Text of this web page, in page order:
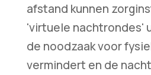
afstand kunnen
'virtuele nachtrondes'
de noodzaak voor
vermindert en de